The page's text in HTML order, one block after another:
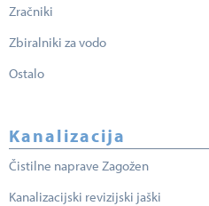
Zračniki
Zbiralniki za vodo
Ostalo
Kanalizacija
Čistilne naprave Zagožen
Kanalizacijski revizijski jaški